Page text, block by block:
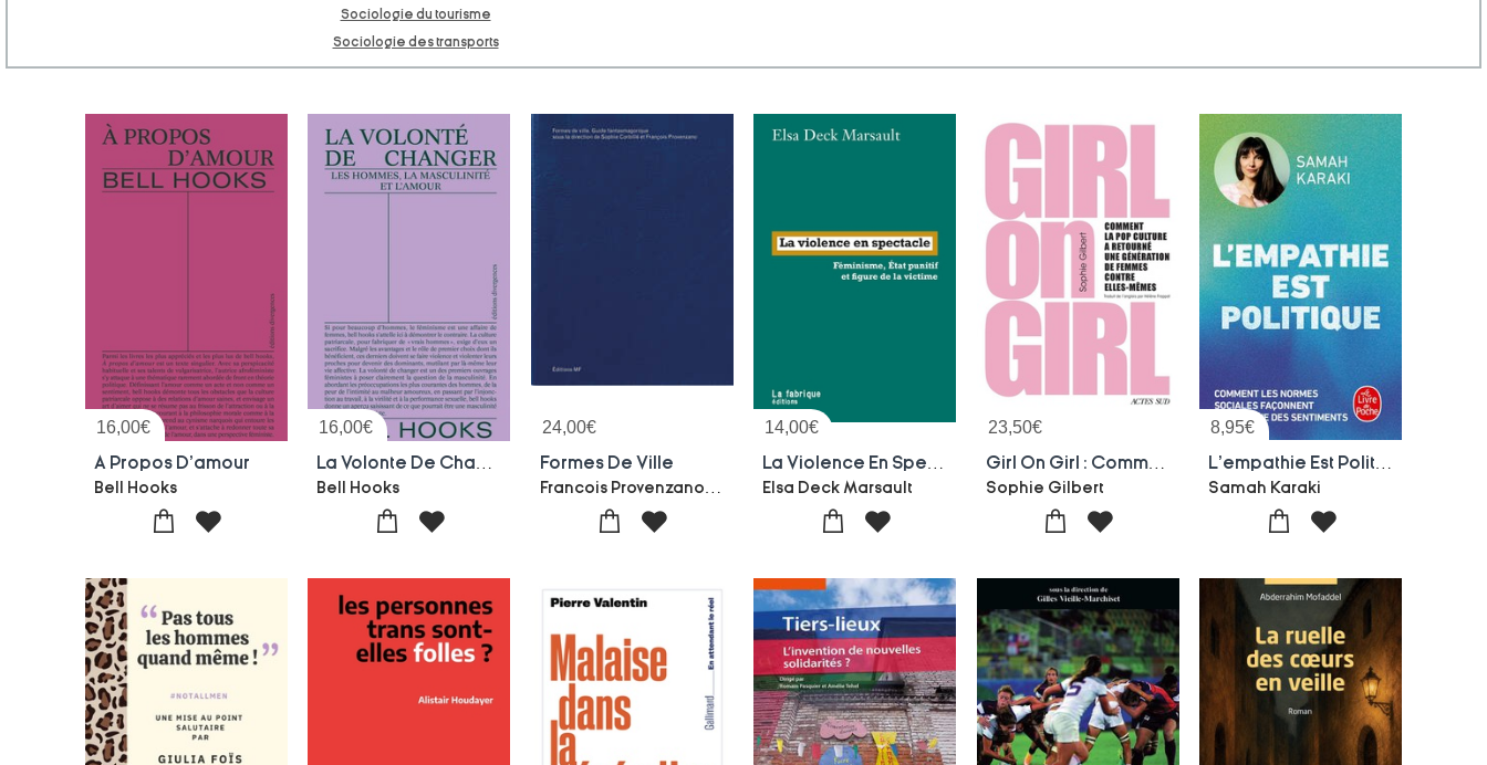
Sociologie du tourisme
Sociologie des transports
16,00€
A Propos D'amour
Bell Hooks
16,00€
Bell Hooks
24,00€
Formes De Ville
14,00€
Elsa Deck Marsault
23,50€
Girl On Girl : Comment La Pop Culture A Retourne Une Generation De Femmes Contre Elles-memes
Sophie Gilbert
8,95€
Samah Karaki